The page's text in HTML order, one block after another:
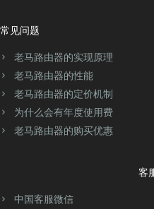
常见问题
老马路由器的实现原理
老马路由器的性能
老马路由器的定价机制
为什么会有年度使用费
老马路由器的购买优惠
客
中国客服微信